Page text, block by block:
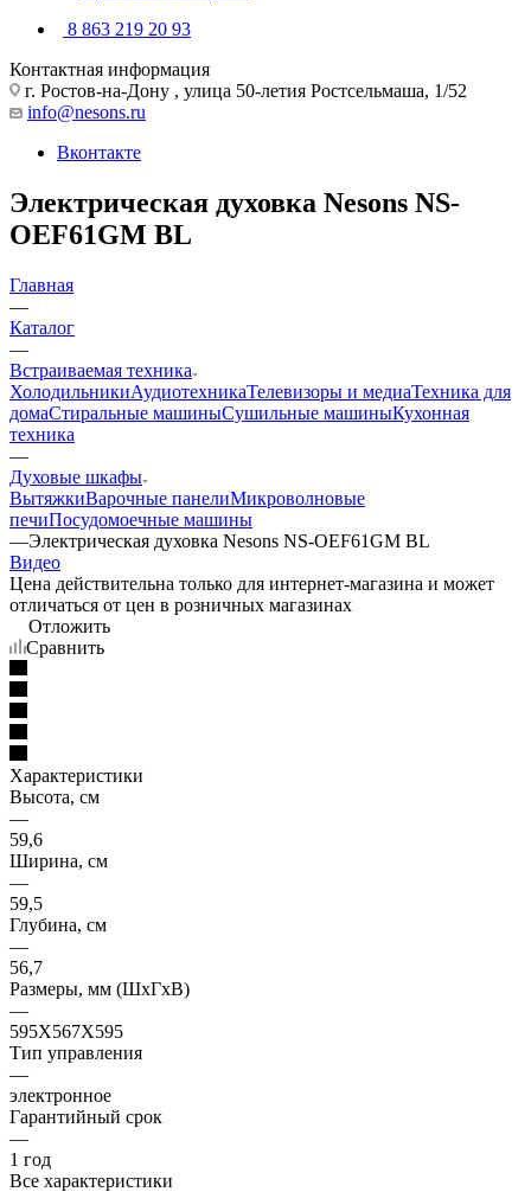
8 863 219 20 93
Контактная информация
г. Ростов-на-Дону , улица 50-летия Ростсельмаша, 1/52
info@nesons.ru
Вконтакте
Электрическая духовка Nesons NS-
OEF61GM BL
Главная
—
Каталог
—
Встраиваемая техника
ХолодильникиАудиотехникаТелевизоры и медиаТехника для
домаСтиральные машиныСушильные машиныКухонная
техника
—
Духовые шкафы
ВытяжкиВарочные панелиМикроволновые
печиПосудомоечные машины
—Электрическая духовка Nesons NS-OEF61GM BL
Видео
Цена действительна только для интернет-магазина и может
отличаться от цен в розничных магазинах
Отложить
Сравнить
Характеристики
Высота, см
—
59,6
Ширина, см
—
59,5
Глубина, см
—
56,7
Размеры, мм (ШхГхВ)
—
595Х567Х595
Тип управления
—
электронное
Гарантийный срок
—
1 год
Все характеристики